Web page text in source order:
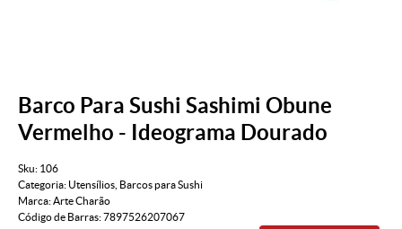
Barco Para Sushi Sashimi Obune
Vermelho - Ideograma Dourado
Sku: 106
Categoria: Utensílios Barcos para Sushi
Marca:Arte Charão
Código de Barras:7897526207067